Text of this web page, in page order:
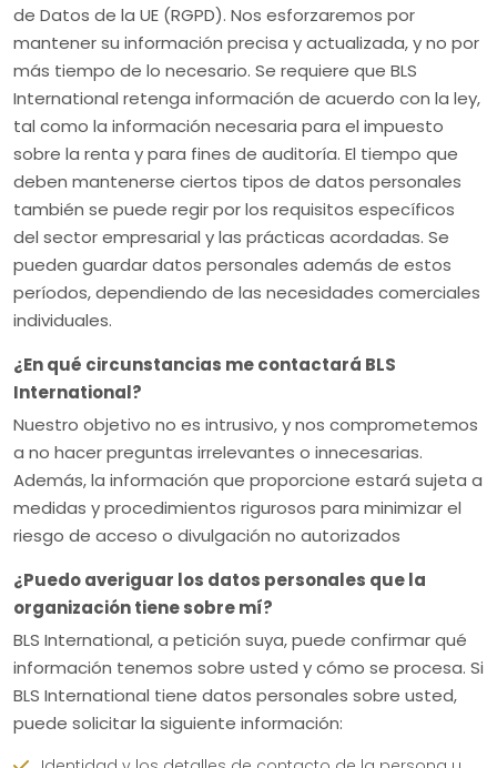
de Datos de la UE (RGPD). Nos esforzaremos por
mantener su información precisa y actualizada, y no por
más tiempo de lo necesario. Se requiere que BLS
International retenga información de acuerdo con la ley,
tal como la información necesaria para el impuesto
sobre la renta y para fines de auditoría. El tiempo que
deben mantenerse ciertos tipos de datos personales
también se puede regir por los requisitos específicos
del sector empresarial y las prácticas acordadas. Se
pueden guardar datos personales además de estos
períodos, dependiendo de las necesidades comerciales
individuales.
¿En qué circunstancias me contactará BLS
International?
Nuestro objetivo no es intrusivo, y nos comprometemos
a no hacer preguntas irrelevantes o innecesarias.
Además, la información que proporcione estará sujeta a
medidas y procedimientos rigurosos para minimizar el
riesgo de acceso o divulgación no autorizados
¿Puedo averiguar los datos personales que la
organización tiene sobre mí?
BLS International, a petición suya, puede confirmar qué
información tenemos sobre usted y cómo se procesa. Si
BLS International tiene datos personales sobre usted,
puede solicitar la siguiente información: